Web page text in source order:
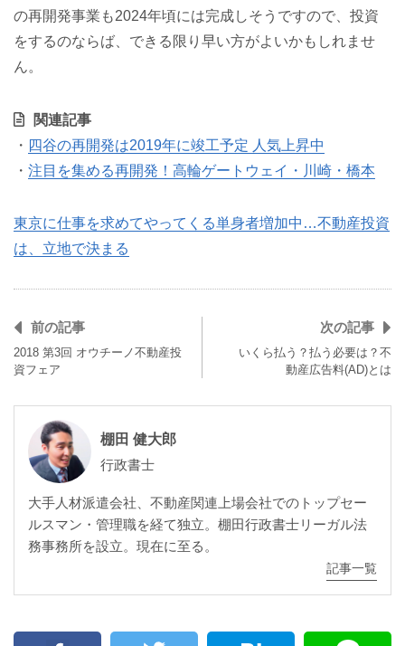
の再開発事業も2024年頃には完成しそうですので、投資
をするのならば、できる限り早い方がよいかもしれませ
ん。
関連記事
・ 四谷の再開発は2019年に竣工予定 人気上昇中
・ 注目を集める再開発！高輪ゲートウェイ・川崎・橋本
東京に仕事を求めてやってくる単身者増加中…不動産投資
は、立地で決まる
前の記事
2018 第3回 オウチーノ不動産投
資フェア
次の記事
いくら払う？払う必要は？不
動産広告料(AD)とは
棚田 健大郎
行政書士
大手人材派遣会社、不動産関連上場会社でのトップセー
ルスマン・管理職を経て独立。棚田行政書士リーガル法
務事務所を設立。現在に至る。
記事一覧